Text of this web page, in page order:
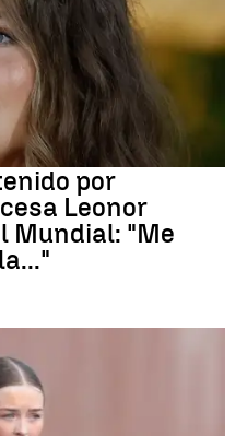
por
Leonor
Mundial: "Me